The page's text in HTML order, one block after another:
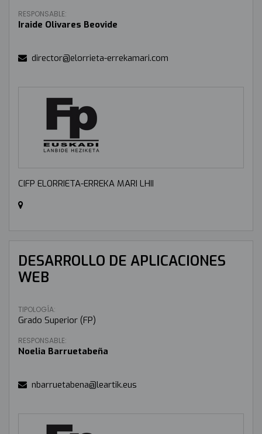
RESPONSABLE:
Iraide Olivares Beovide
director@elorrieta-errekamari.com
CIFP ELORRIETA-ERREKA MARI LHII
DESARROLLO DE APLICACIONES
WEB
TIPOLOGÍA:
Grado Superior (FP)
RESPONSABLE:
Noelia Barruetabeña
nbarruetabena@leartik.eus